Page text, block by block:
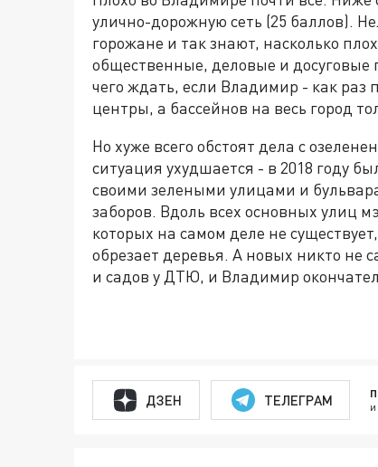
улично-дорожную сеть (25 баллов).
горожане и так знают, насколько
общественные, деловые и досуговые
чего ждать, если Владимир - как раз
центры, а бассейнов на весь город
Но хуже всего обстоят дела с
ситуация ухудшается - в 2018 году
своими зелеными улицами и
заборов. Вдоль всех основных улиц
которых на самом деле не
обрезает деревья. А новых никто не
и садов у ДТЮ, и Владимир
ДЗЕН ТЕЛЕГРАМ